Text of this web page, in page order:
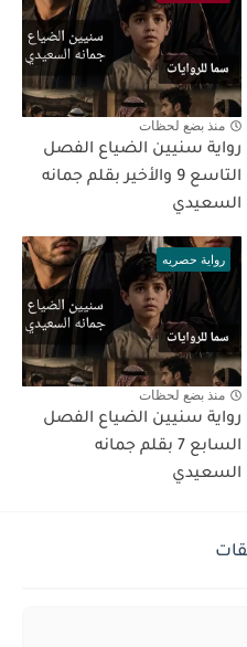
منذ بضع لحظات
رواية سنيين الضياع الفصل
التاسع 9 والأخير بقلم جمانه
السعيدي
رواية حصريه
منذ بضع لحظات
رواية سنيين الضياع الفصل
السابع 7 بقلم جمانه
السعيدي